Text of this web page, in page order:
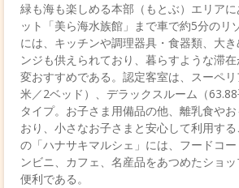
緑も海も楽しめる本部（もとぶ）エリア
ット「美ら海水族館」まで車で約5分のリ
には、キッチンや調理器具・食器類、大
ンジも供えられており、暮らすような滞
変おすすめである。認定客室は、スーペ
米／2ベッド）、デラックスルーム（
タイプ。お子さま用備品の他、離乳食や
おり、小さなお子さまと安心して利用す
の「ハナサキマルシェ」には、フードコ
ンビニ、カフェ、名産品をあつめたショ
便利である。